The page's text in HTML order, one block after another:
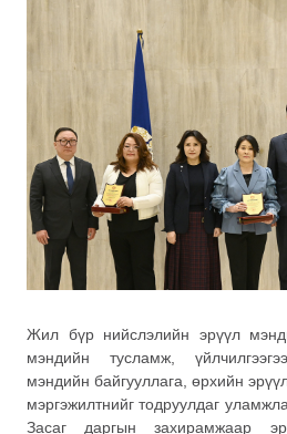
Жил бүр нийслэлийн эрүүл
мэндийн тусламж,
мэндийн байгууллага, өрхийн
мэргэжилтнийг тодруулдаг
Засаг даргын захирамжаар